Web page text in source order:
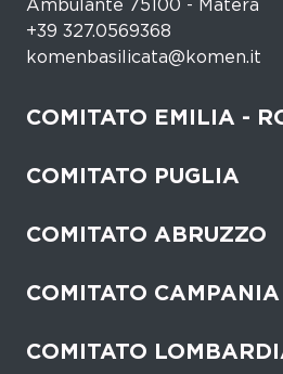
Ambulante 75100 - Matera
+39 327.0569368
komenbasilicata@komen.it
COMITATO EMILIA -
COMITATO PUGLIA
COMITATO ABRUZZO
COMITATO CAMPANIA
COMITATO